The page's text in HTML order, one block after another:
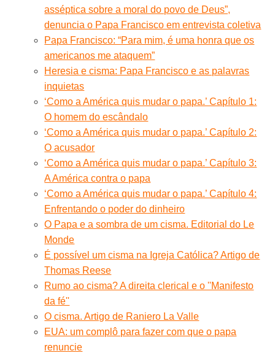
asséptica sobre a moral do povo de Deus”,
denuncia o Papa Francisco em entrevista coletiva
Papa Francisco: “Para mim, é uma honra que os
americanos me ataquem”
Heresia e cisma: Papa Francisco e as palavras
inquietas
‘Como a América quis mudar o papa.’ Capítulo 1:
O homem do escândalo
‘Como a América quis mudar o papa.’ Capítulo 2:
O acusador
‘Como a América quis mudar o papa.’ Capítulo 3:
A América contra o papa
‘Como a América quis mudar o papa.’ Capítulo 4:
Enfrentando o poder do dinheiro
O Papa e a sombra de um cisma. Editorial do Le
Monde
É possível um cisma na Igreja Católica? Artigo de
Thomas Reese
Rumo ao cisma? A direita clerical e o ''Manifesto
da fé''
O cisma. Artigo de Raniero La Valle
EUA: um complô para fazer com que o papa
renuncie